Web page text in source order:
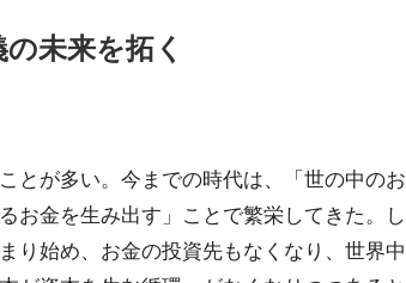
未来を拓く
とが多い。今までの時代は、「世の中のお
お金を生み出す」ことで繁栄してきた。し
り始め、お金の投資先もなくなり、世界中